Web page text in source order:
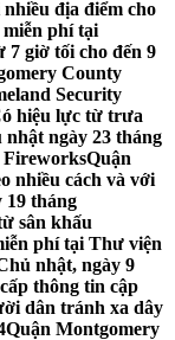
địa điểm cho
phí tại
7 giờ tối cho đến 9
County
Security
hiệu lực từ trưa
ngày 23 tháng
FireworksQuận
nhiều cách và với
19 tháng
sân khấu
phí tại Thư viện
nhật, ngày 9
thông tin cập
dân tránh xa dây
Quận Montgomery